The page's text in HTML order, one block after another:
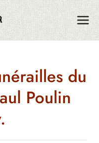
du
Poulin